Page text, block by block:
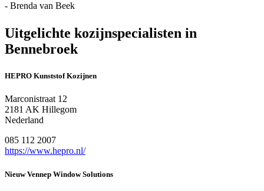
- Brenda van Beek
Uitgelichte kozijnspecialisten in
Bennebroek
HEPRO Kunststof Kozijnen
Marconistraat 12
2181 AK Hillegom
Nederland
085 112 2007
https://www.hepro.nl/
Nieuw Vennep Window Solutions